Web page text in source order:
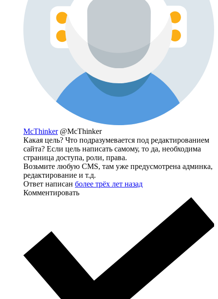
McThinker @McThinker
Какая цель? Что подразумевается под редактированием
сайта? Если цель написать самому, то да, необходима
страница доступа, роли, права.
Возьмите любую CMS, там уже предусмотрена админка,
редактирование и т.д.
Ответ написан более трёх лет назад
Комментировать